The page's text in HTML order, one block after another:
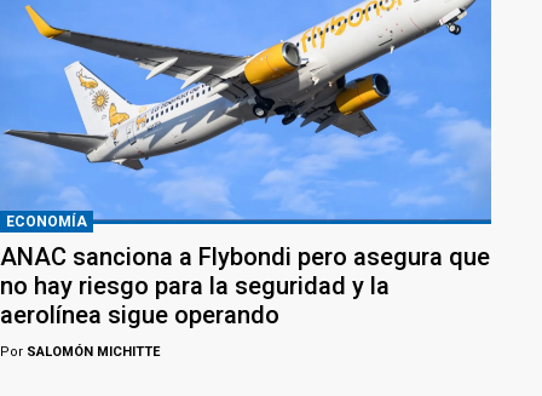
ECONOMÍA
ANAC sanciona a Flybondi pero asegura que
no hay riesgo para la seguridad y la
aerolínea sigue operando
Por SALOMÓN MICHITTE